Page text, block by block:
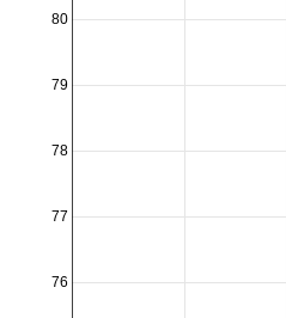
76
77
78
79
80